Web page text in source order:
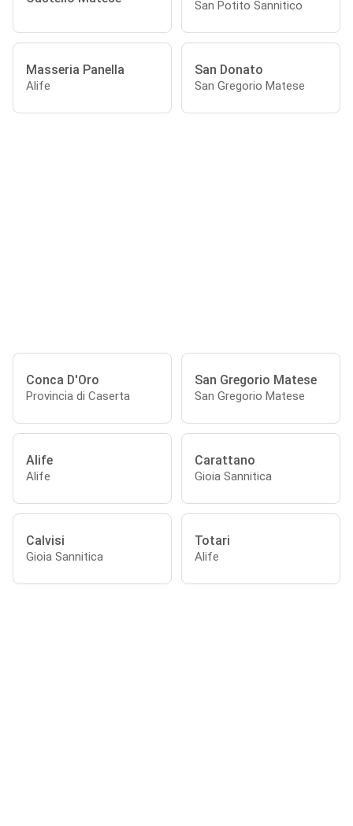
San Potito Sannitico
Masseria Panella
Alife
San Donato
San Gregorio Matese
Conca D'Oro
Provincia di Caserta
San Gregorio Matese
San Gregorio Matese
Alife
Alife
Carattano
Gioia Sannitica
Calvisi
Gioia Sannitica
Totari
Alife